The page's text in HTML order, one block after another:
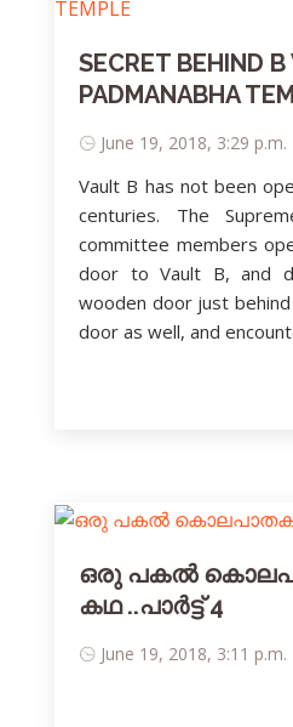
SECRET BEHIND
PADMANABHA
June 19, 2018, 3:29 p.m.
Vault B has not been
centuries. The
committee members
door to Vault B, and
wooden door just
door as well, and
ഒരു പകല്‍
കഥ ..പാര്‍ട്ട് 4
June 19, 2018, 3:11 p.m.